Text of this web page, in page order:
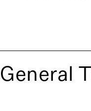
General